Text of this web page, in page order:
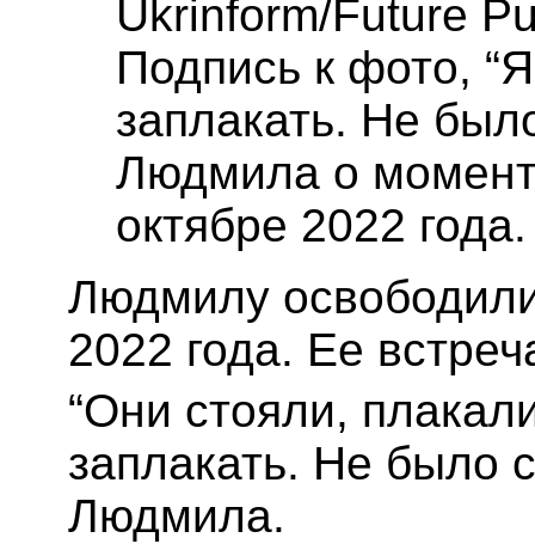
Ukrinform/Future
Подпись к фото,
заплакать. Не
Людмила о
октябре 2022 года.
Людмилу
2022 года. Ее
“Они стояли,
заплакать. Не было
Людмила.